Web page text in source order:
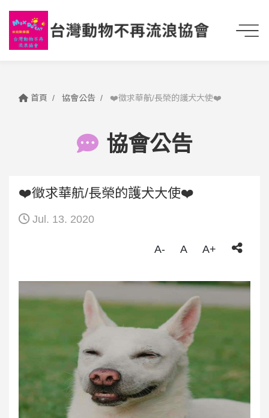
首頁 協會公告 ❤️徵求華航/長榮的護犬大使❤️
協會公告
❤️徵求華航/長榮的護犬大使❤️
Jul. 13. 2020
A- A A+